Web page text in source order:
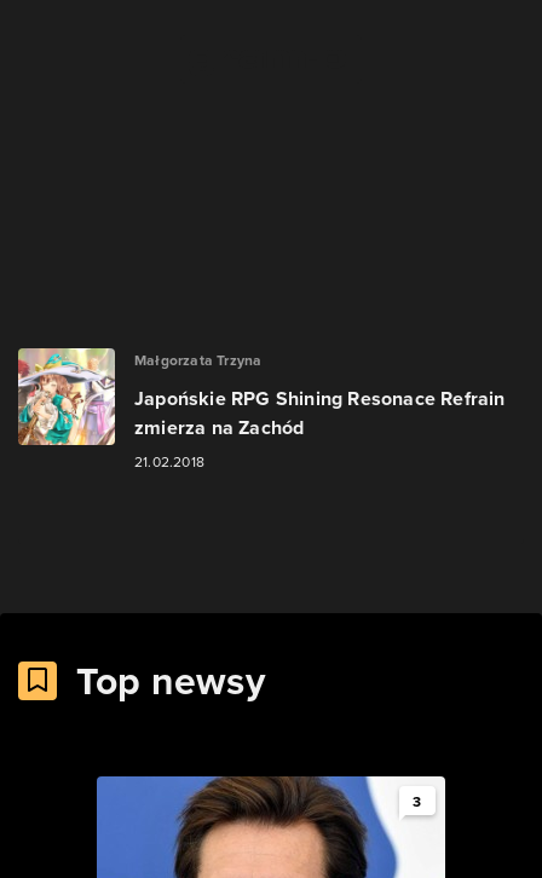
Małgorzata Trzyna
Japońskie RPG Shining Resonace Refrain
zmierza na Zachód
21.02.2018
Top newsy
3